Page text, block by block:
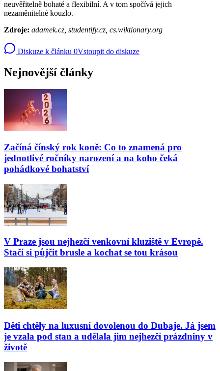
neuvěřitelně bohaté a flexibilní. A v tom spočívá jejich
nezaměnitelné kouzlo.
Zdroje: adamek.cz, studentify.cz, cs.wiktionary.org
Diskuze k článku 0Vstoupit do diskuze
Nejnovější články
Začíná čínský rok koně: Co to znamená pro
jednotlivé ročníky narození a na koho čeká
pohádkové bohatství
V Praze jsou nejhezčí venkovní kluziště v Evropě.
Stačí si půjčit brusle a kochat se tou krásou
Děti chtěly na luxusní dovolenou do Dubaje. Já jsem
je vzala pod stan a udělala jim nejhezčí prázdniny v
životě